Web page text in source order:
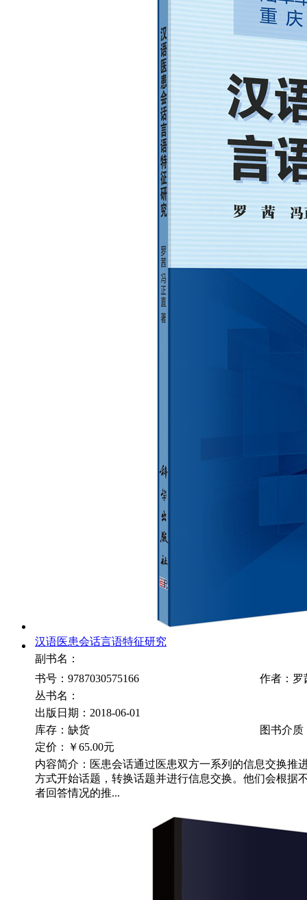
汉语医患会话言语特征研究
副书名：
书号：9787030575166
作者：罗
丛书名：
出版日期：2018-06-01
库存：缺货
图书介质
定价：
￥65.00元
内容简介：医患会话通过医患双方一系列的信息交换推
方式开始话题，转换话题并进行信息交换。他们会根据
者回答情况的推...